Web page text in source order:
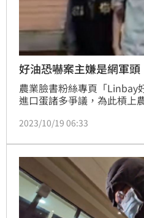
好油恐嚇案主嫌是網軍
農業臉書粉絲專頁「Linbay
進口蛋諸多爭議，為此槓上
黨黨工背景的許哲賓也牽扯
臉書帳號，懷疑許至少是中
指令攻擊、掩護及帶風向。
2023/10/19 06:33